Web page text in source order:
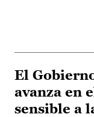
El
avanza en
sensible a